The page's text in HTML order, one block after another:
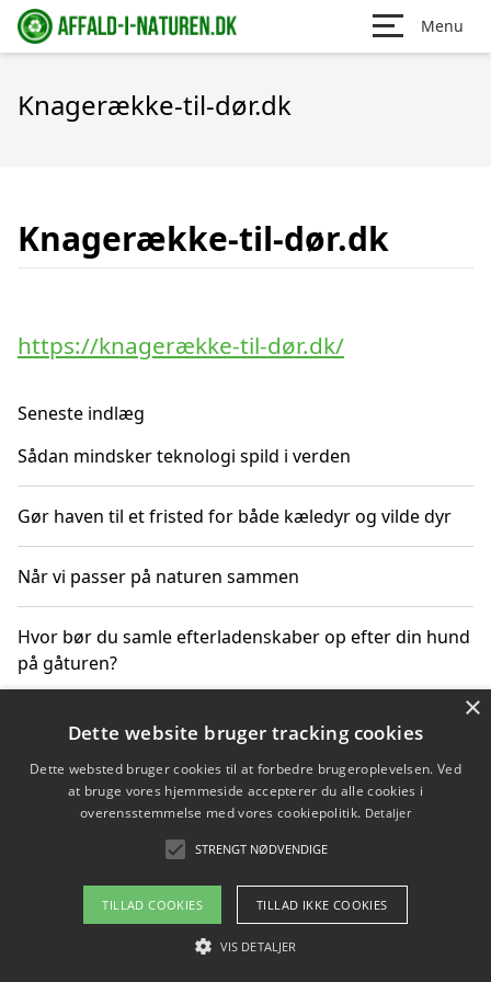
Menu
Knagerække-til-dør.dk
Knagerække-til-dør.dk
https://knagerække-til-dør.dk/
Seneste indlæg
Sådan mindsker teknologi spild i verden
Gør haven til et fristed for både kæledyr og vilde dyr
Når vi passer på naturen sammen
Hvor bør du samle efterladenskaber op efter din hund
på gåturen?
Sådan rydder du effektivt op efter et stort event
Copyright 2026 - Pilanto Aps
Om / kontakt
Blog Betingelser
×
Dette website bruger tracking cookies
Dette websted bruger cookies til at forbedre brugeroplevelsen. Ved
at bruge vores hjemmeside accepterer du alle cookies i
overensstemmelse med vores cookiepolitik. Detaljer
STRENGT NØDVENDIGE
TILLAD COOKIES TILLAD IKKE COOKIES
VIS DETALJER